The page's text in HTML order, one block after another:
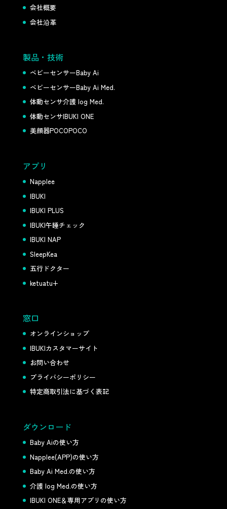
会社概要
会社沿革
製品・技術
ベビーセンサーBaby Ai
ベビーセンサーBaby Ai Med.
体動センサ介護 log Med.
体動センサIBUKI ONE
美顔器POCOPOCO
アプリ
Napplee
IBUKI
IBUKI PLUS
IBUKI午睡チェック
IBUKI NAP
SleepKea
五行ドクター
ketuatu+
窓口
オンラインショップ
IBUKIカスタマーサイト
お問い合わせ
プライバシーポリシー
特定商取引法に基づく表記
ダウンロード
Baby Aiの使い方
Napplee(APP)の使い方
Baby Ai Med.の使い方
介護 log Med.の使い方
IBUKI ONE＆専用アプリの使い方